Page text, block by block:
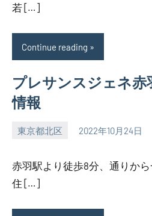
若 […]
Continue reading
プレサンスジェネ赤
情報
東京都北区 2022年10月24日
SEZIMO
赤羽駅より徒歩8分、通りか
住 […]